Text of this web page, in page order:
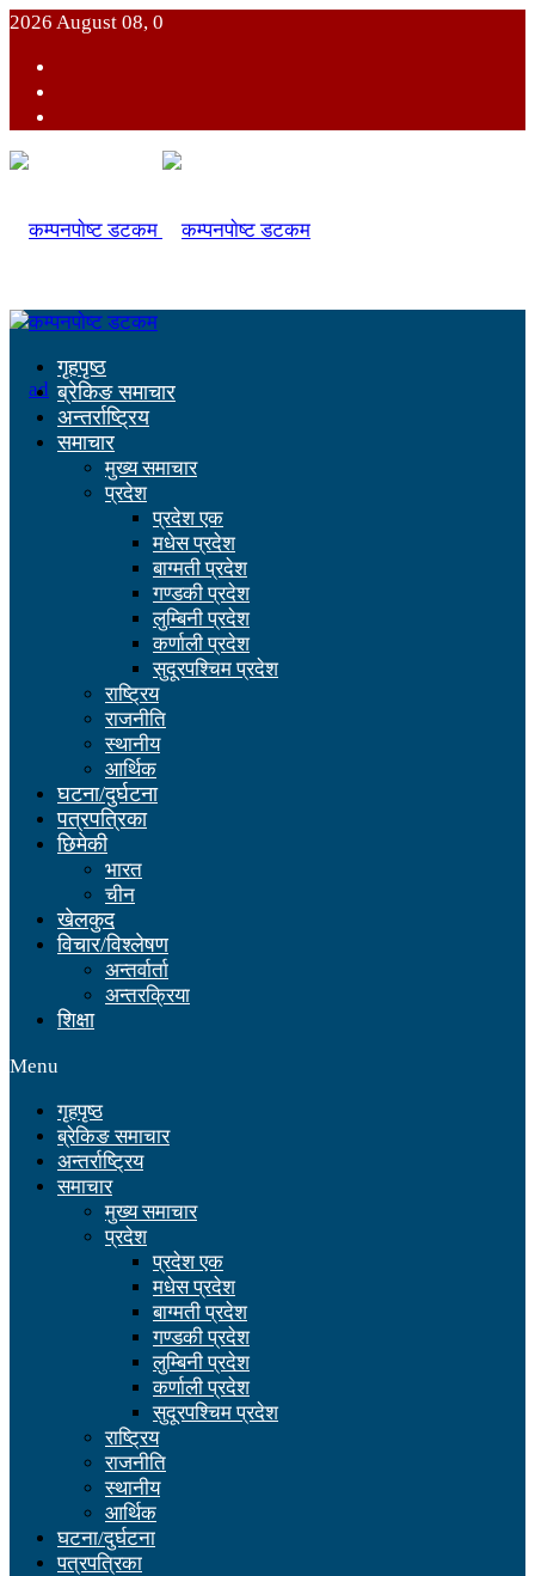
2026 August 08, 0
गृहपृष्ठ
ब्रेकिङ समाचार
अन्तर्राष्ट्रिय
समाचार
मुख्य समाचार
प्रदेश
प्रदेश एक
मधेस प्रदेश
बाग्मती प्रदेश
गण्डकी प्रदेश
लुम्बिनी प्रदेश
कर्णाली प्रदेश
सुदूरपश्चिम प्रदेश
राष्ट्रिय
राजनीति
स्थानीय
आर्थिक
घटना/दुर्घटना
पत्रपत्रिका
छिमेकी
भारत
चीन
खेलकुद
विचार/विश्लेषण
अन्तर्वार्ता
अन्तरक्रिया
शिक्षा
Menu
गृहपृष्ठ
ब्रेकिङ समाचार
अन्तर्राष्ट्रिय
समाचार
मुख्य समाचार
प्रदेश
प्रदेश एक
मधेस प्रदेश
बाग्मती प्रदेश
गण्डकी प्रदेश
लुम्बिनी प्रदेश
कर्णाली प्रदेश
सुदूरपश्चिम प्रदेश
राष्ट्रिय
राजनीति
स्थानीय
आर्थिक
घटना/दुर्घटना
पत्रपत्रिका